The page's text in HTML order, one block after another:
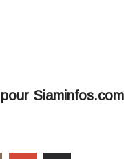
Siaminfos.com